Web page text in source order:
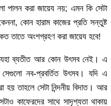
পালন করা জায়েয নয়; এমন কি সেটা
কোন হারাম কাজের প্রতি সন্তুষ্ট
তাতে অংশগ্রহণ করা জায়েয হবে!
ব্যতীত আর কোন উৎসব নেই। এ
নব-প্রবর্তিত উৎসব। যদি এ
হয় তাহলে সেটা নিন্দনীয় বিদাত। আর
কাফেরদের সাথে সাদৃশ্যতা থাকায়